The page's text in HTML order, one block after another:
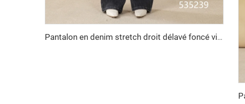
Pantalon en denim stretch droit délavé foncé vintage pour femme, respirant, ample et large, idéal pour tenue formelle, mode simple et élégante